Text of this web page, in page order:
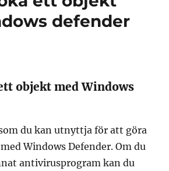
defender
objekt med Windows
du kan utnyttja för att göra
Windows Defender. Om du
antivirusprogram kan du